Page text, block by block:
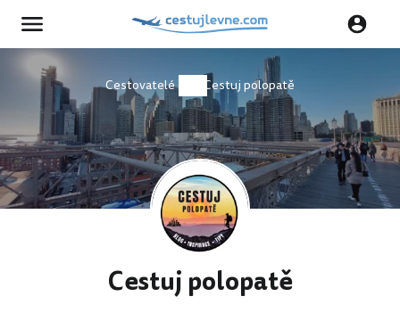
Cestovatelé Cestuj polopatě
Cestuj polopatě